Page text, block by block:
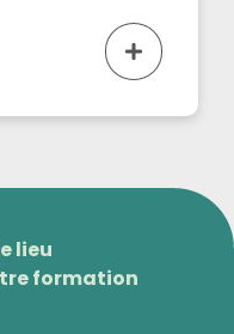
lieu
formation